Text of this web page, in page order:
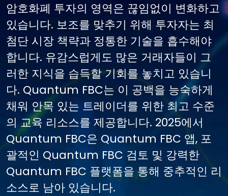
암호화폐 투자의 영역은 끊임없이 변화하고
있습니다. 보조를 맞추기 위해 투자자는 최
첨단 시장 책략과 정통한 기술을 흡수해야
합니다. 유감스럽게도 많은 거래자들이 그
러한 지식을 습득할 기회를 놓치고 있습니
다. Quantum FBC는 이 공백을 능숙하게
채워 안목 있는 트레이더를 위한 최고 수준
의 교육 리소스를 제공합니다. 2025에서
Quantum FBC은 Quantum FBC 앱, 포
괄적인 Quantum FBC 검토 및 강력한
Quantum FBC 플랫폼을 통해 중추적인 리
소스로 남아 있습니다.